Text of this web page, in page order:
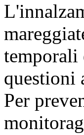
temporali
questioni
Per